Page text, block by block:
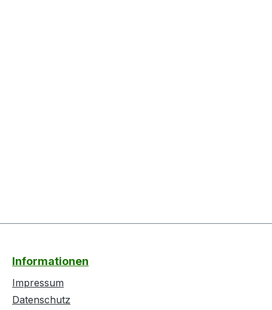
Informationen
Impressum
Datenschutz